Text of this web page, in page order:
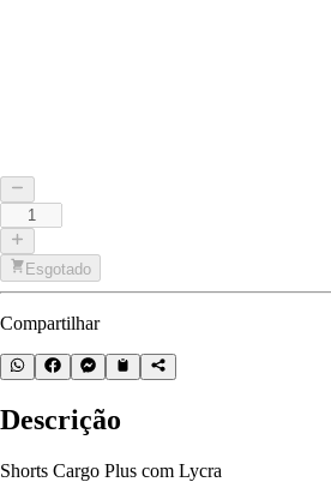
Esgotado
Compartilhar
Descrição
Shorts Cargo Plus com Lycra